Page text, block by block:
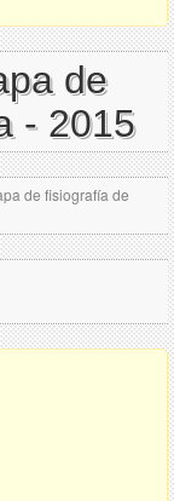
de
- 2015
de fisiografía de